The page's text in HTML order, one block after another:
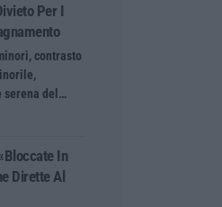
Per I
contrasto
serena del…
In
Dirette Al